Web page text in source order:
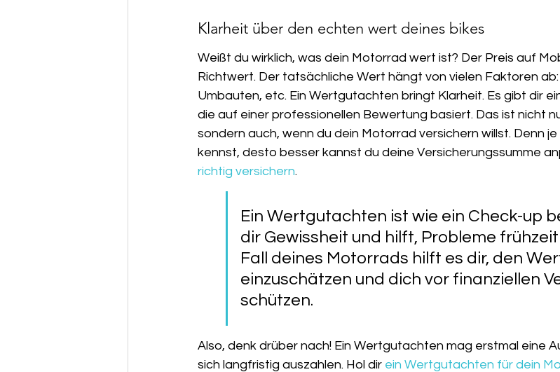
Klarheit über den echten wert deines bikes
Weißt du wirklich, was dein Motorrad wert ist? Der Preis auf
Richtwert. Der tatsächliche Wert hängt von vielen Faktoren
Umbauten, etc. Ein Wertgutachten bringt Klarheit. Es gibt dir
die auf einer professionellen Bewertung basiert. Das ist nicht
sondern auch, wenn du dein Motorrad versichern willst. Denn
kennst, desto besser kannst du deine Versicherungssumme
richtig versichern.
Ein Wertgutachten ist wie ein Check-up
dir Gewissheit und hilft, Probleme
Fall deines Motorrads hilft es dir, den
einzuschätzen und dich vor finanziellen
schützen.
Also, denk drüber nach! Ein Wertgutachten mag erstmal eine
sich langfristig auszahlen. Hol dir ein Wertgutachten für dein